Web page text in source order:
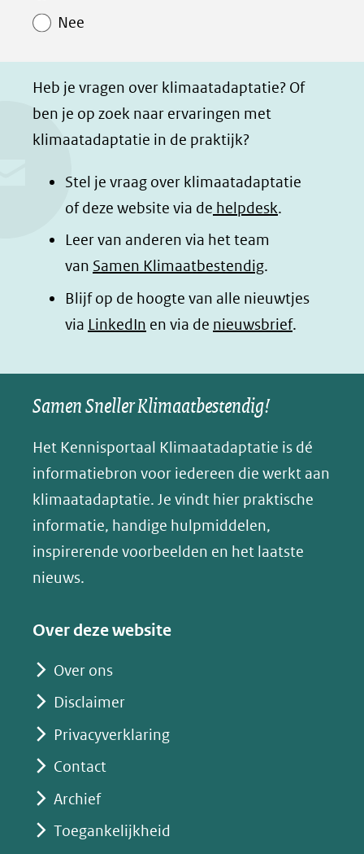
a
b
o
o
(opent
in
nieuw
venster)
naar
een
website)
i
d
I
(opent
in
nieuw
venster)
naar
een
website)
h
t
a
p
(opent
in
nieuw
venster)
naar
een
website)
n
d
l
e
p
B
l
e
s
y
(opent
in
nieuw
venster)
Nee
Heb je vragen over klimaatadaptatie? Of
ben je op zoek naar ervaringen met
klimaatadaptatie in de praktijk?
Stel je vraag over klimaatadaptatie
of deze website via de helpdesk.
Leer van anderen via het team
van Samen Klimaatbestendig.
Blijf op de hoogte van alle nieuwtjes
via LinkedIn (opent
nieuw
venster)
naar
een
andere
website)
en via de nieuwsbrief.
Samen Sneller Klimaatbestendig!
Het Kennisportaal Klimaatadaptatie is dé
informatiebron voor iedereen die werkt aan
klimaatadaptatie. Je vindt hier praktische
informatie, handige hulpmiddelen,
inspirerende voorbeelden en het laatste
nieuws.
Over deze website
Over ons
Disclaimer
Privacyverklaring
Contact
Archief
Toegankelijkheid